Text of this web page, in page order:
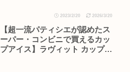
2023/2/20 2026/3/20
【超一流パティシエが認めたス
ーパー・コンビニで買えるカッ
プアイス】ラヴィット カップア